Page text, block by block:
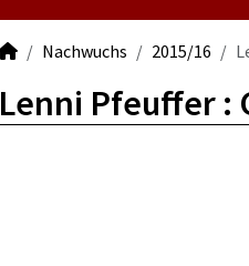
Nachwuchs 2015/16
Lenni Pfeuffer :